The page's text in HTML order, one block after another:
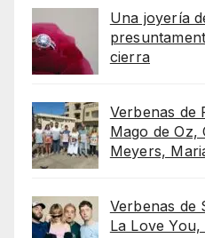
Una joyería
cierra
Verbenas de
Mago de Oz,
Meyers,
Verbenas de
La Love You,